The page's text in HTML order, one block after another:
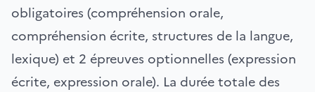
obligatoires (compréhension orale,
compréhension écrite, structures de la langue,
lexique) et 2 épreuves optionnelles (expression
écrite, expression orale). La durée totale des